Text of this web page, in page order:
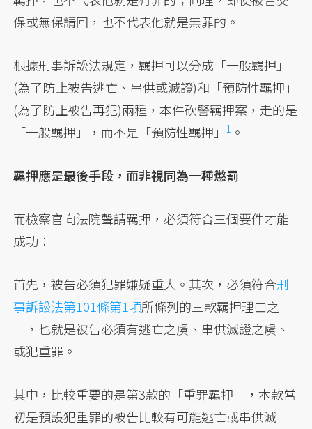
保或無保請回，也不代表他就是無罪的。
根據刑事訴訟法規定，羈押可以分成「一般羈押」
(為了防止被告逃亡、串供或滅證)和「預防性羈押」
(為了防止被告再犯)兩種，本件砍警羈押案，走的是
「一般羈押」，而不是「預防性羈押」1 。
羈押應是最後手段，而非視同為一種懲罰
而檢察官向法院聲請羈押，必須符合三個要件才能
成功：
首先，被告必須犯罪嫌疑重大。其次，必須符合刑
事訴訟法第101條第1項所條列的三款羈押理由之
一，也就是被告必須有逃亡之虞、串供滅證之虞、
或犯重罪。
其中，比較重要的是第3款的「重罪羈押」，本款當
初是預設犯重罪的被告比較有可能逃亡或串供滅